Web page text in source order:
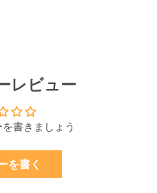
レビュー
書きましょう
を書く